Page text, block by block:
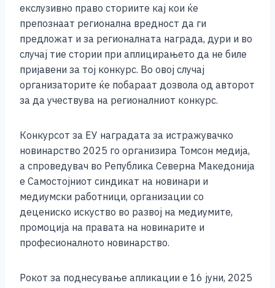
екслузивно право сториите кај кои ќе
препознаат регионална вредност да ги
предложат и за регионалната награда, дури и во
случај тие стории при аплицирањето да не биле
пријавени за тој конкурс. Во овој случај
организаторите ќе побараат дозвола од авторот
за да учествува на регионалниот конкурс.
Конкурсот за ЕУ наградата за истражувачко
новинарство 2025 го организира Томсон медија,
а спроведувач во Република Северна Македонија
е Самостојниот синдикат на новинари и
медиумски работници, организации со
децениско искуство во развој на медиумите,
промоција на правата на новинарите и
професионалното новинарство.
Рокот за поднесување апликации е 16 јуни, 2025